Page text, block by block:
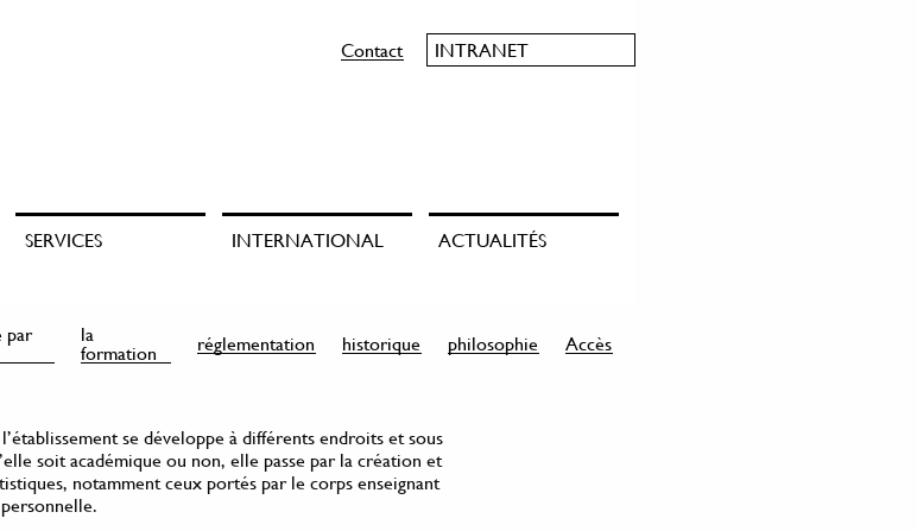
Contact INTRANET
SERVICES INTERNATIONAL
ACTUALITÉS
par la
formation réglementation historique philosophie Accès
se développe à différents endroits et sous
soit académique ou non, elle passe par la création et
notamment ceux portés par le corps enseignant